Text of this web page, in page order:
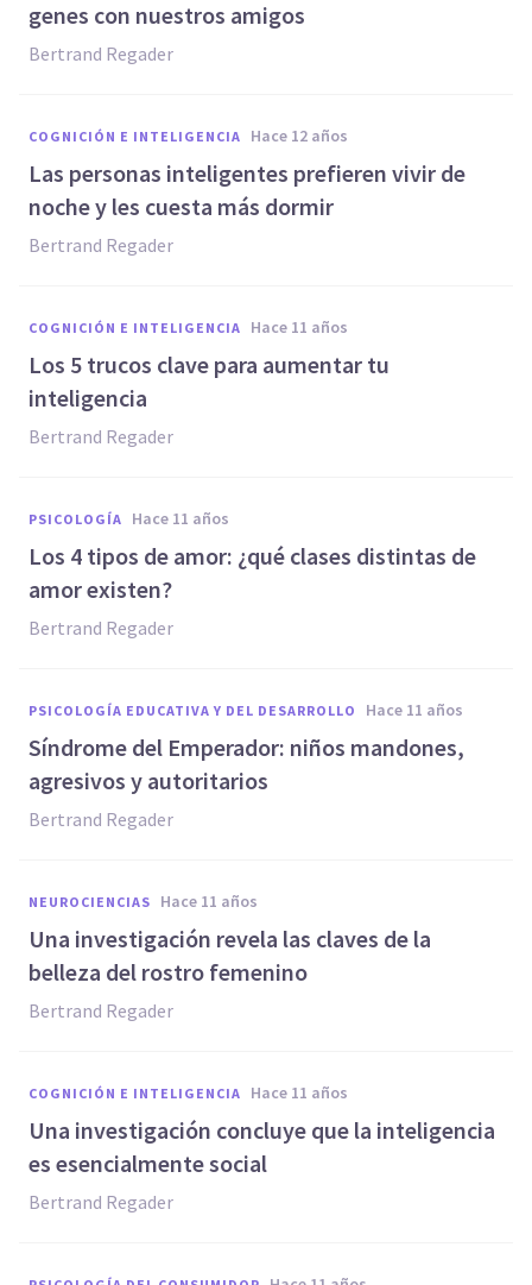
genes con nuestros amigos
Bertrand Regader
COGNICIÓN E INTELIGENCIA hace 12 años
Las personas inteligentes prefieren vivir de
noche y les cuesta más dormir
Bertrand Regader
COGNICIÓN E INTELIGENCIA hace 11 años
Los 5 trucos clave para aumentar tu
inteligencia
Bertrand Regader
PSICOLOGÍA hace 11 años
Los 4 tipos de amor: ¿qué clases distintas de
amor existen?
Bertrand Regader
PSICOLOGÍA EDUCATIVA Y DEL DESARROLLO hace 11 años
Síndrome del Emperador: niños mandones,
agresivos y autoritarios
Bertrand Regader
NEUROCIENCIAS hace 11 años
Una investigación revela las claves de la
belleza del rostro femenino
Bertrand Regader
COGNICIÓN E INTELIGENCIA hace 11 años
Una investigación concluye que la inteligencia
es esencialmente social
Bertrand Regader